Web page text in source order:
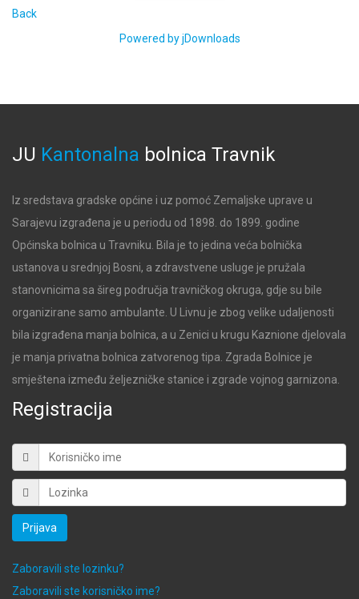
Back
Powered by jDownloads
JU Kantonalna bolnica Travnik
Iz sredstava gradske općine i uz pomoć Zemaljske uprave u
Sarajevu izgrađena je u periodu od 1898. do 1899. godine
Općinska bolnica u Travniku. Bila je to jedina veća bolnička
ustanova u srednjoj Bosni, a zdravstvene usluge je pružala
stanovnicima sa šireg područja travničkog okruga, gdje su bile
organizirane samo ambulante. U Livnu je zbog velike udaljenosti
bila izgrađena manja bolnica, a u Zenici u krugu Kaznione djelovala
je manja privatna bolnica zatvorenog tipa. Zgrada Bolnice je
smještena između željezničke stanice i zgrade vojnog garnizona.
Registracija
Prijava
Zaboravili ste lozinku?
Zaboravili ste korisničko ime?